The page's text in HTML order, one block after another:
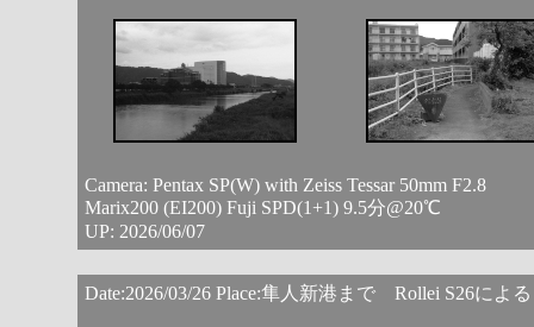
Camera: Pentax SP(W) with Zeiss Tessar 50mm F2.8
Marix200 (EI200) Fuji SPD(1+1) 9.5分@20℃
UP: 2026/06/07
Date:2026/03/26 Place:隼人新港まで Rollei S26によ